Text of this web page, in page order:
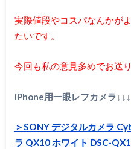
実際値段やコスパなんかが
たいです。
今回も私の意見多めでお送
iPhone用一眼レフカメラ↓↓↓
＞SONY デジタルカメラ
ラ QX10 ホワイト DSC-